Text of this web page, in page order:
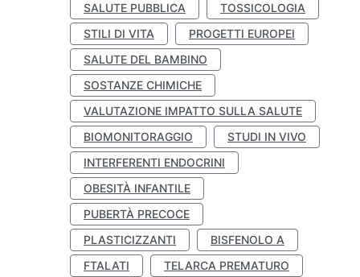
SALUTE PUBBLICA
TOSSICOLOGIA
STILI DI VITA
PROGETTI EUROPEI
SALUTE DEL BAMBINO
SOSTANZE CHIMICHE
VALUTAZIONE IMPATTO SULLA SALUTE
BIOMONITORAGGIO
STUDI IN VIVO
INTERFERENTI ENDOCRINI
OBESITÀ INFANTILE
PUBERTÀ PRECOCE
PLASTICIZZANTI
BISFENOLO A
FTALATI
TELARCA PREMATURO